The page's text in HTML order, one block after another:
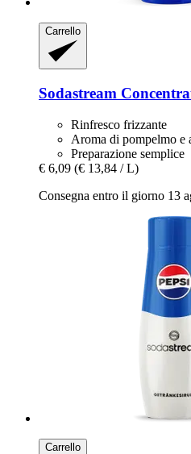
Carrello
Sodastream
Rinfresco frizzante
Aroma di pompelmo e
Preparazione semplice
€ 6,09 (€ 13,84 / L)
Consegna entro il giorno 13
Carrello